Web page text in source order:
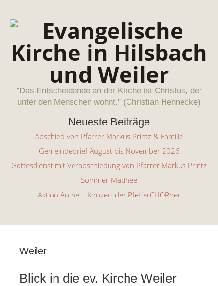
"Das Entscheidende an der Kirche ist Christus, der
unter den Menschen wohnt." (Christian Hennecke)
Neueste Beiträge
Abschied von Pfarrer Markus Printz & Familie
Gemeindebrief August bis November 2026
Gottesdienst mit Verabschiedung von Pfarrer Markus Printz
Sommer-Matinee
Aktion Arche – Konzert der PfefferCHÖRner
Weiler
Blick in die ev. Kirche Weiler